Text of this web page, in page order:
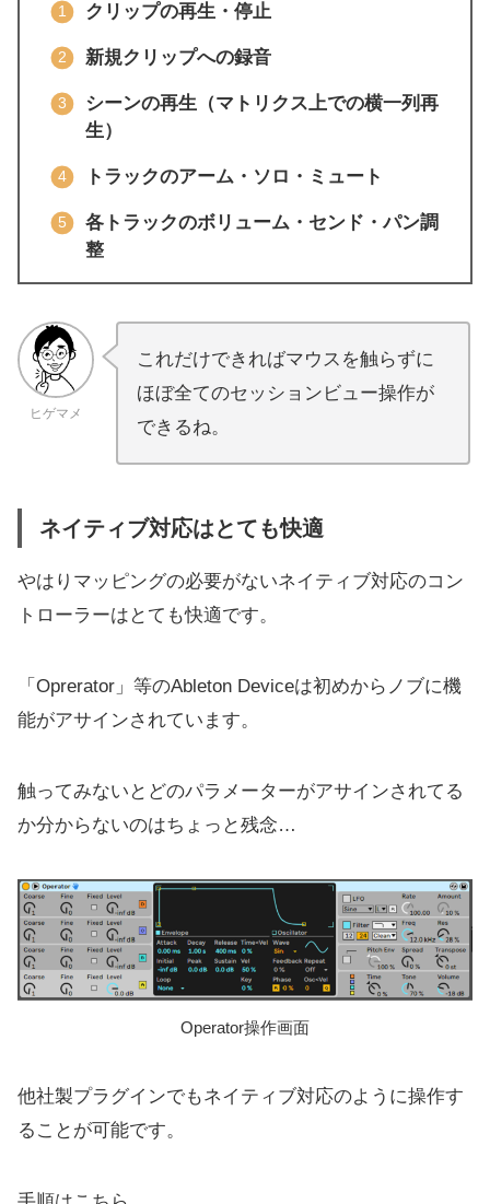
クリップの再生・停止
新規クリップへの録音
シーンの再生（マトリクス上での横一列再
生）
トラックのアーム・ソロ・ミュート
各トラックのボリューム・センド・パン調
整
ヒゲマメ
これだけできればマウスを触らずに
ほぼ全てのセッションビュー操作が
できるね。
ネイティブ対応はとても快適
やはりマッピングの必要がないネイティブ対応のコン
トローラーはとても快適です。
「Oprerator」等のAbleton Deviceは初めからノブに機
能がアサインされています。
触ってみないとどのパラメーターがアサインされてる
か分からないのはちょっと残念…
Operator操作画面
他社製プラグインでもネイティブ対応のように操作す
ることが可能です。